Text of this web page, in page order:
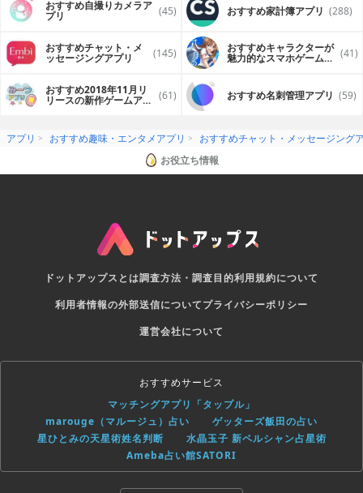
おすすめ自撮りカメラア
プリ (45) おすすめ家計簿アプリ (288)
おすすめチャット・メ
ッセージングアプリ (145) おすすめキャラクターが
魅力的なスマホゲームア (41)
おすすめ2018年11月リ
リースの新作ゲームアプ (61) おすすめ名刺管理アプリ (59)
アプリ おすすめ趣味・エンタメアプリ
おすすめチャット・メッセージング
お役立ち情報
ドットアップスとは調査方法・調査目的利用規約について
利用者情報の外部送信についてプライバシーポリシー
運営会社について
おすすめサービス
マッチングアプリ「タップル」
marouge（マルージュ）占い
ゲッターズ飯田の占い
星ひとみの天星術姓名判断
水晶玉子 新ペルシャン占星術
Ameba占い館SATORI